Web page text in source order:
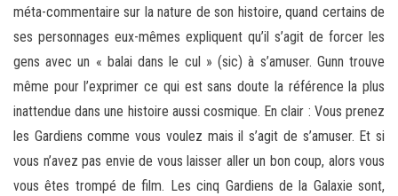
méta-commentaire sur la nature de son histoire, quand certains de
ses personnages eux-mêmes expliquent qu’il s’agit de forcer les
gens avec un « balai dans le cul » (sic) à s’amuser. Gunn trouve
même pour l’exprimer ce qui est sans doute la référence la plus
inattendue dans une histoire aussi cosmique. En clair : Vous prenez
les Gardiens comme vous voulez mais il s’agit de s’amuser. Et si
vous n’avez pas envie de vous laisser aller un bon coup, alors vous
vous êtes trompé de film. Les cinq Gardiens de la Galaxie sont,